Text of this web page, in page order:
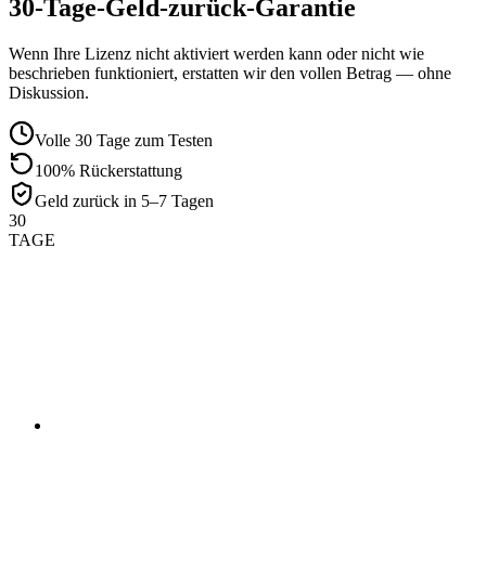
30-Tage-Geld-zurück-Garantie
Wenn Ihre Lizenz nicht aktiviert werden kann oder nicht wie
beschrieben funktioniert, erstatten wir den vollen Betrag — ohne
Diskussion.
Volle 30 Tage zum Testen
100% Rückerstattung
Geld zurück in 5–7 Tagen
30
TAGE